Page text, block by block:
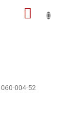
060-004-52